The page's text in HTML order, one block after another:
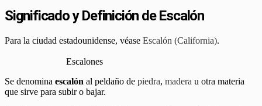
Significado y Definición de Escalón
Para la ciudad estadounidense, véase Escalón (California).
Escalones
Se denomina escalón al peldaño de piedra, madera u otra materia
que sirve para subir o bajar.